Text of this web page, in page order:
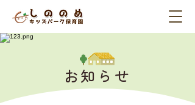
お知らせ